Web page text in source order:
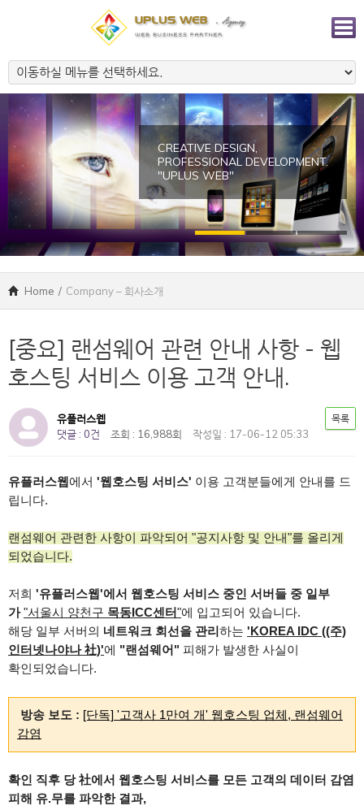
CREATIVE DESIGN,
PROFESSIONAL DEVELOPMENT.
"UPLUS WEB"
Home / Company – 회사소개
[중요] 랜섬웨어 관련 안내 사항 - 웹
호스팅 서비스 이용 고객 안내.
유플러스웹
댓글 : 0건
조회 : 16,988회 작성일 : 17-06-12 05:33
목록
유플러스웹에서 '웹호스팅 서비스' 이용 고객분들에게 안내를 드
립니다.
랜섬웨어 관련한 사항이 파악되어 "공지사항 및 안내"를 올리게
되었습니다.
저희 '유플러스웹'에서 웹호스팅 서비스 중인 서버들 중 일부
가 "서울시 양천구 목동ICC센터"에 입고되어 있습니다.
해당 일부 서버의 네트워크 회선을 관리 하는 'KOREA IDC ((주)
인터넷나야나 社)'에 "랜섬웨어" 피해가 발생한 사실이
확인되었습니다.
방송 보도 : [단독] '고객사 1만여 개' 웹호스팅 업체, 랜섬웨어
감염
확인 직후 당 社에서 웹호스팅 서비스를 모든 고객의 데이터 감염
피해 유.무를 파악한 결과,